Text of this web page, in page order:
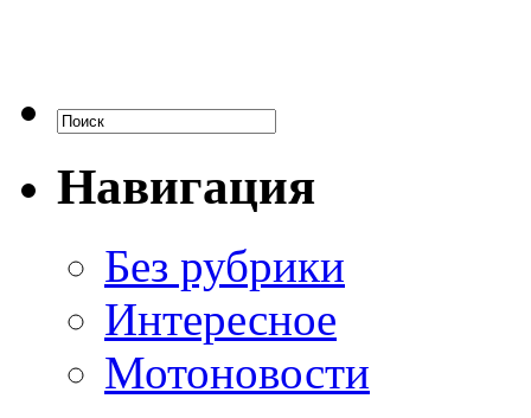
Навигация
Без рубрики
Интересное
Мотоновости